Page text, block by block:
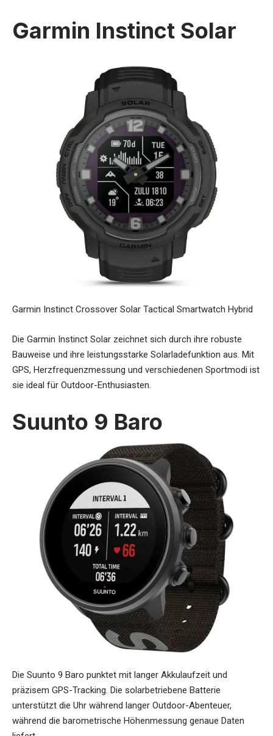
Garmin Instinct Solar
Garmin Instinct Crossover Solar Tactical Smartwatch Hybrid
Die Garmin Instinct Solar zeichnet sich durch ihre robuste
Bauweise und ihre leistungsstarke Solarladefunktion aus. Mit
GPS, Herzfrequenzmessung und verschiedenen Sportmodi ist
sie ideal für Outdoor-Enthusiasten.
Suunto 9 Baro
Die Suunto 9 Baro punktet mit langer Akkulaufzeit und
präzisem GPS-Tracking. Die solarbetriebene Batterie
unterstützt die Uhr während langer Outdoor-Abenteuer,
während die barometrische Höhenmessung genaue Daten